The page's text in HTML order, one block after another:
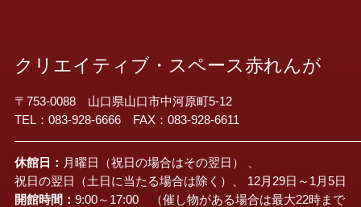
クリエイティブ・スペース赤れんが
〒753-0088 山口県山口市中河原町5-12
TEL：083-928-6666 FAX：083-928-6611
休館日： 月曜日（祝日の場合はその翌日） 、
祝日の翌日（土日に当たる場合は除く）、 12月29日～1月5日
開館時間： 9:00～17:00 （催し物がある場合は最大22時まで